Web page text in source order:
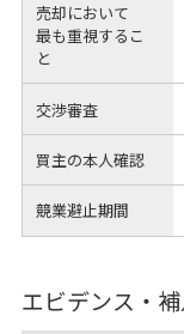
売却において
最も重視するこ
と
交渉審査
買主の本人確認
競業避止期間
エビデンス・